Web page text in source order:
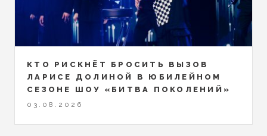
КТО РИСКНЁТ БРОСИТЬ ВЫЗОВ
ЛАРИСЕ ДОЛИНОЙ В ЮБИЛЕЙНОМ
СЕЗОНЕ ШОУ «БИТВА ПОКОЛЕНИЙ»
03.08.2026